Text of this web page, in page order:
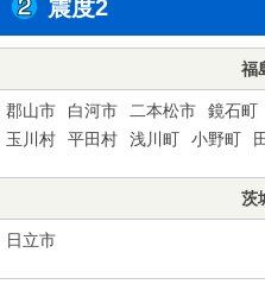
震度2
福
郡山市 白河市 二本松市 鏡石町
玉川村
平田村 浅川町 小野町
茨
日立市